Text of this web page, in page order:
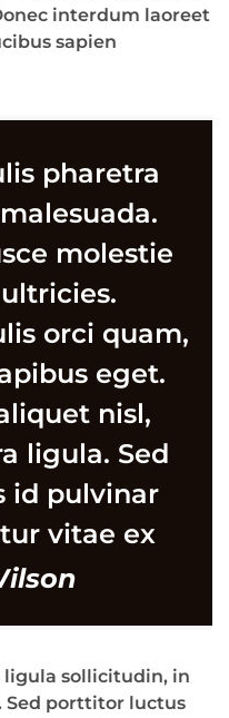
interdum laoreet
sapien
pharetra
molestie
orci quam,
eget.
nisl,
ligula. Sed
id pulvinar
vitae ex
ligula sollicitudin, in
Sed porttitor luctus